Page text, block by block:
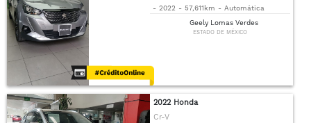
- 2022 - 57,611km - Automática
Geely Lomas Verdes
ESTADO DE MÉXICO
2022 Honda
Cr-V